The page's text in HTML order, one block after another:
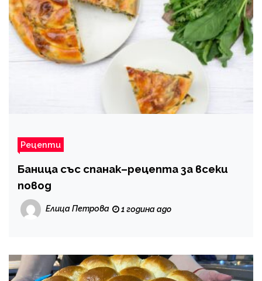
Рецепти
Баница със спанак–рецепта за всеки
повод
Елица Петрова 1 година ago